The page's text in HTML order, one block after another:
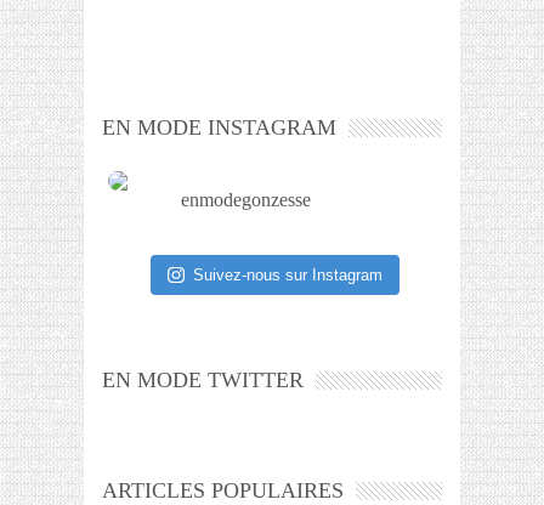
EN MODE INSTAGRAM
enmodegonzesse
Suivez-nous sur Instagram
EN MODE TWITTER
ARTICLES POPULAIRES